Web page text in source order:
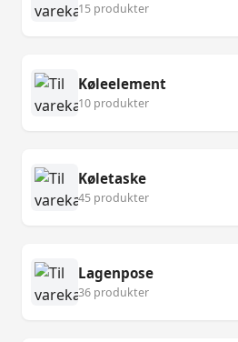
15 produkter
Køleelement
10 produkter
Køletaske
45 produkter
Lagenpose
36 produkter